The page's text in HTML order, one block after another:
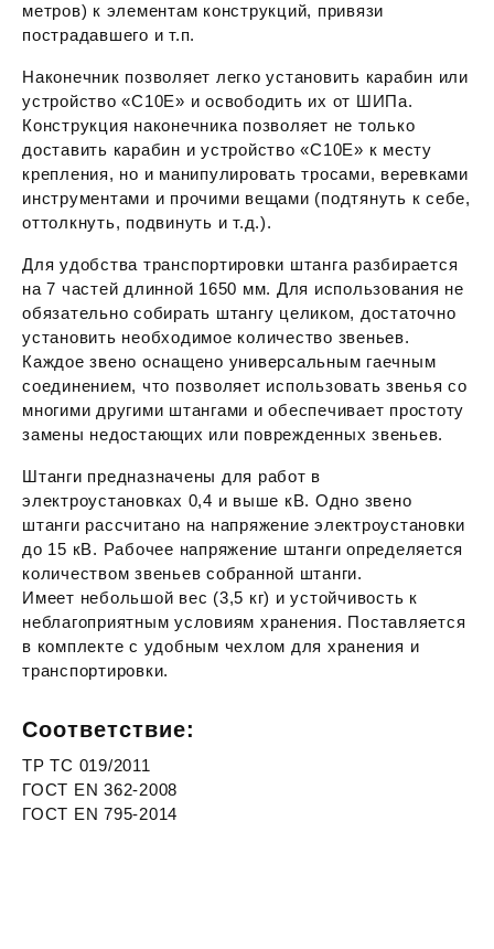
метров) к элементам конструкций, привязи
пострадавшего и т.п.
Наконечник позволяет легко установить карабин или
устройство «С10Е» и освободить их от ШИПа.
Конструкция наконечника позволяет не только
доставить карабин и устройство «С10Е» к месту
крепления, но и манипулировать тросами, веревками
инструментами и прочими вещами (подтянуть к себе,
оттолкнуть, подвинуть и т.д.).
Для удобства транспортировки штанга разбирается
на 7 частей длинной 1650 мм. Для использования не
обязательно собирать штангу целиком, достаточно
установить необходимое количество звеньев.
Каждое звено оснащено универсальным гаечным
соединением, что позволяет использовать звенья со
многими другими штангами и обеспечивает простоту
замены недостающих или поврежденных звеньев.
Штанги предназначены для работ в
электроустановках 0,4 и выше кВ. Одно звено
штанги рассчитано на напряжение электроустановки
до 15 кВ. Рабочее напряжение штанги определяется
количеством звеньев собранной штанги.
Имеет небольшой вес (3,5 кг) и устойчивость к
неблагоприятным условиям хранения. Поставляется
в комплекте с удобным чехлом для хранения и
транспортировки.
Соответствие:
ТР ТС 019/2011
ГОСТ EN 362-2008
ГОСТ EN 795-2014